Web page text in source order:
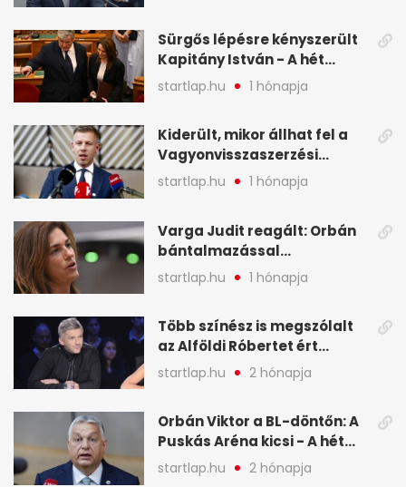
Sürgős lépésre kényszerült
Kapitány István - A hét
legfontosabb hírei
képekben
startlap.hu 1 hónapja
Kiderült, mikor állhat fel a
Vagyonvisszaszerzési
Hivatal - A hét legfontosabb
hírei képekben
startlap.hu 1 hónapja
Varga Judit reagált: Orbán
bántalmazással
kapcsolatban emlegette - A
hét legfontosabb hírei
startlap.hu 1 hónapja
Több színész is megszólalt
az Alföldi Róbertet ért
vádakról - A hét
legfontosabb hírei
startlap.hu 2 hónapja
Orbán Viktor a BL-döntőn: A
Puskás Aréna kicsi - A hét
legfontosabb hírei képeken
startlap.hu 2 hónapja